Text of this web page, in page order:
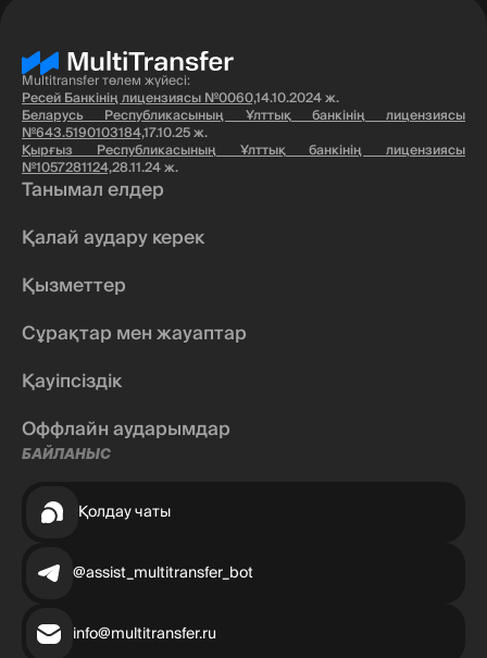
Multitransfer төлем жүйесі:
Ресей Банкінің лицензиясы №0060,14.10.2024 ж.
Беларусь Республикасының Ұлттық банкінің лицензиясы
№643.5190103184,17.10.25 ж.
Қырғыз Республикасының Ұлттық банкінің лицензиясы
№1057281124,28.11.24 ж.
Танымал елдер
Қалай аудару керек
Қызметтер
Сұрақтар мен жауаптар
Қауіпсіздік
Оффлайн аударымдар
БАЙЛАНЫС
Қолдау чаты
@assist_multitransfer_bot
info@multitransfer.ru